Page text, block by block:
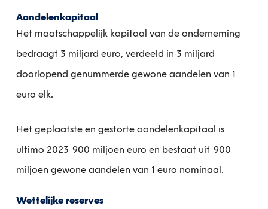
Aandelenkapitaal
Het maatschappelijk kapitaal van de onderneming
bedraagt 3 miljard euro, verdeeld in 3 miljard
doorlopend genummerde gewone aandelen van 1
euro elk.
Het geplaatste en gestorte aandelenkapitaal is
ultimo 2023 900 miljoen euro en bestaat uit 900
miljoen gewone aandelen van 1 euro nominaal.
Wettelijke reserves